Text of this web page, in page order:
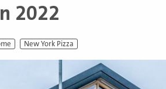
2022
New York Pizza